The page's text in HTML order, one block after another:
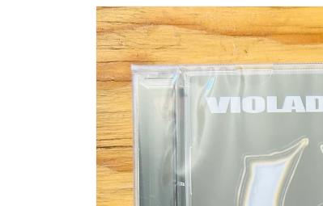
directamente
a la
información
del producto